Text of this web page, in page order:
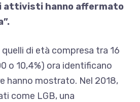
attivisti hanno affermato
quelli di età compresa tra 16
o 10,4%) ora identificano
hanno mostrato. Nel 2018,
come LGB, una